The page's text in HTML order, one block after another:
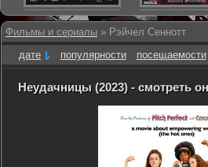
Фильмы и сериалы » Рэйчел Сеннотт
дате
популярности посещаемости
Неудачницы (2023) - смотреть